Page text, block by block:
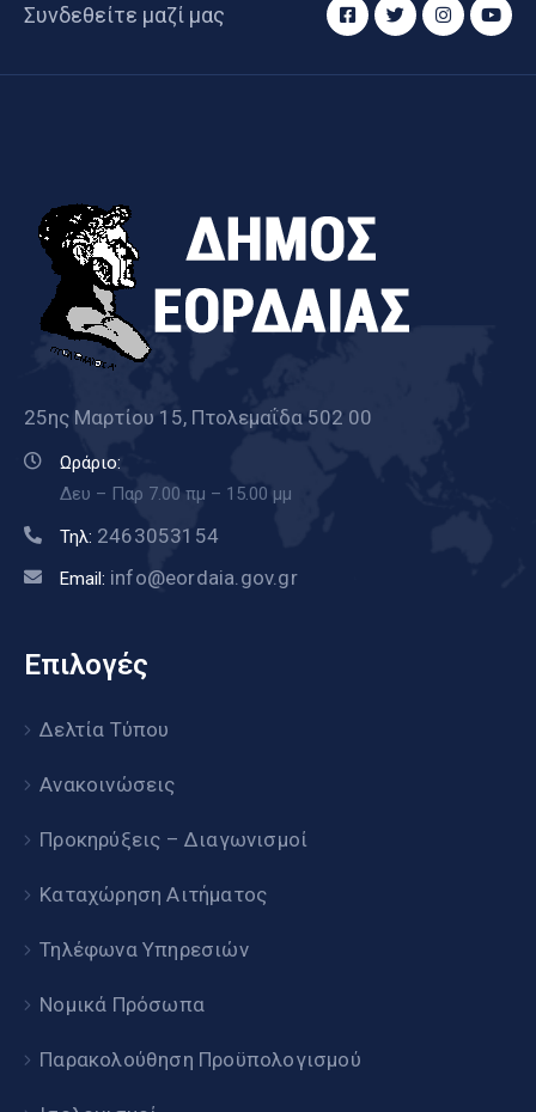
Συνδεθείτε μαζί μας
25ης Μαρτίου 15, Πτολεμαΐδα 502 00
Ωράριο:
Δευ – Παρ 7.00 πμ – 15.00 μμ
Τηλ: 2463053154
Email: info@eordaia.gov.gr
Επιλογές
Δελτία Τύπου
Ανακοινώσεις
Προκηρύξεις – Διαγωνισμοί
Καταχώρηση Αιτήματος
Τηλέφωνα Υπηρεσιών
Νομικά Πρόσωπα
Παρακολούθηση Προϋπολογισμού